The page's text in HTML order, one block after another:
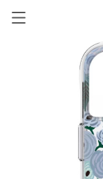
已加入購物車